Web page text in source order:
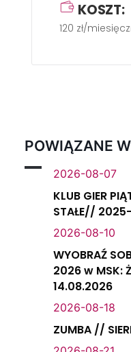
KOSZT:
120 zł/
POWIĄZANE
2026-08-07
KLUB GIER
STAŁE//
2026-08-10
WYOBRAŹ
2026 w MSK:
14.08.2026
2026-08-18
ZUMBA //